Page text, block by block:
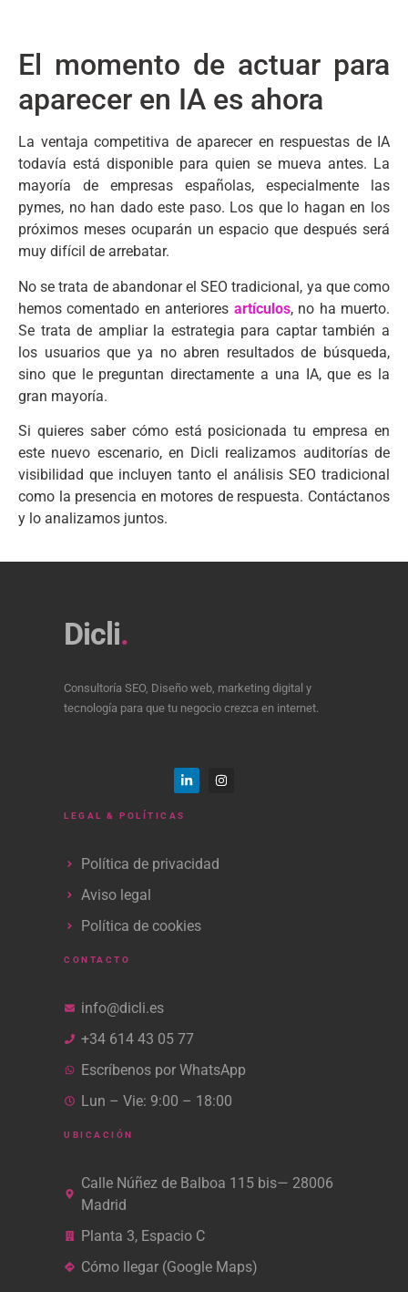
El momento de actuar para
aparecer en IA es ahora
La ventaja competitiva de aparecer en respuestas de IA
todavía está disponible para quien se mueva antes. La
mayoría de empresas españolas, especialmente las
pymes, no han dado este paso. Los que lo hagan en los
próximos meses ocuparán un espacio que después será
muy difícil de arrebatar.
No se trata de abandonar el SEO tradicional, ya que como
hemos comentado en anteriores artículos, no ha muerto.
Se trata de ampliar la estrategia para captar también a
los usuarios que ya no abren resultados de búsqueda,
sino que le preguntan directamente a una IA, que es la
gran mayoría.
Si quieres saber cómo está posicionada tu empresa en
este nuevo escenario, en Dicli realizamos auditorías de
visibilidad que incluyen tanto el análisis SEO tradicional
como la presencia en motores de respuesta. Contáctanos
y lo analizamos juntos.
Dicli.
Consultoría SEO, Diseño web, marketing digital y
tecnología para que tu negocio crezca en internet.
LEGAL & POLÍTICAS
Política de privacidad
Aviso legal
Política de cookies
CONTACTO
info@dicli.es
+34 614 43 05 77
Escríbenos por WhatsApp
Lun – Vie: 9:00 – 18:00
UBICACIÓN
Calle Núñez de Balboa 115 bis— 28006
Madrid
Planta 3, Espacio C
Cómo llegar (Google Maps)